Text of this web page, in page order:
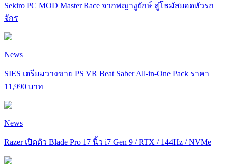
Sekiro PC MOD Master Race จากพญางูยักษ์ สู่โธมัสยอดหัวรถ
จักร
News
SIES เตรียมวางขาย PS VR Beat Saber All-in-One Pack ราคา
11,990 บาท
News
Razer เปิดตัว Blade Pro 17 นิ้ว i7 Gen 9 / RTX / 144Hz / NVMe